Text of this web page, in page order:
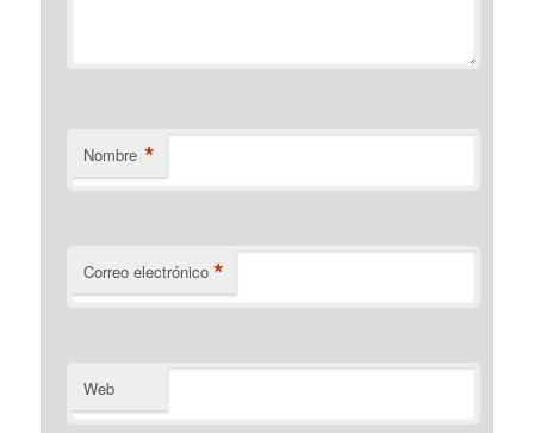
Nombre *
Correo electrónico *
Web